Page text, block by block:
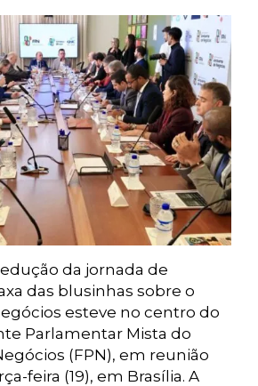
da jornada de
das blusinhas sobre o
esteve no centro do
Parlamentar Mista do
(FPN), em reunião
feira (19), em Brasília. A